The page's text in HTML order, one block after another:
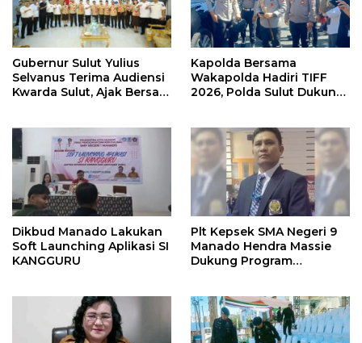
Gubernur Sulut Yulius
Selvanus Terima Audiensi
Kwarda Sulut, Ajak Bersatu
Kapolda Bersama
Wakapolda Hadiri TIFF
2026, Polda Sulut Dukung
Dikbud Manado Lakukan
Soft Launching Aplikasi SI
KANGGURU
Plt Kepsek SMA Negeri 9
Manado Hendra Massie
Dukung Program